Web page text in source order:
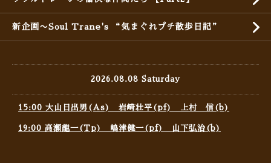
新企画〜Soul Trane's “気まぐれプチ散歩日記”
2026.08.08 Saturday
15:00 大山日出男(As) 岩崎壮平(pf) 上村 信(b)
19:00 高瀬龍一(Tp) 嶋津健一(pf) 山下弘治(b)